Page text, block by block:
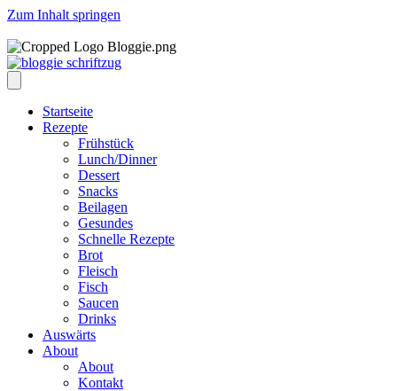
Zum Inhalt springen
Startseite
Rezepte
Frühstück
Lunch/Dinner
Dessert
Snacks
Beilagen
Gesundes
Schnelle Rezepte
Brot
Fleisch
Fisch
Saucen
Drinks
Auswärts
About
About
Kontakt